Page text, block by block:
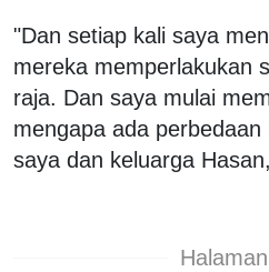
"Dan setiap kali saya
mereka memperlakukan
raja. Dan saya mulai
mengapa ada
saya dan keluarga